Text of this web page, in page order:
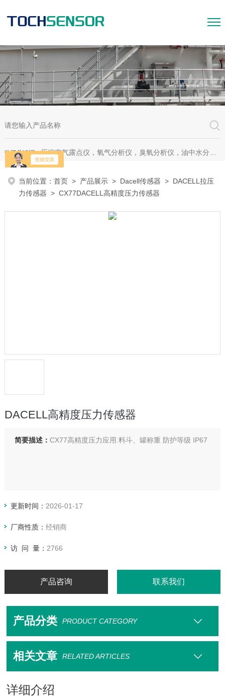
热门关键词：压缩空气露点仪，氧气分析仪，臭氧分析仪，油中水分析仪，超声波测漏仪。
当前位置：首页 > 产品展示 > Dacell传感器 > DACELL拉压
力传感器 > CX77DACELL高精度压力传感器
DACELL高精度压力传感器
简要描述： CX77高精度压力应用.料斗、罐称重 防护等级 IP67
更新时间： 2026-01-17
厂商性质： 经销商
访 问 量： 2766
产品咨询 联系我们
产品分类 PRODUCT CATEGORY
相关文章 RELATED ARTICLES
详细介绍